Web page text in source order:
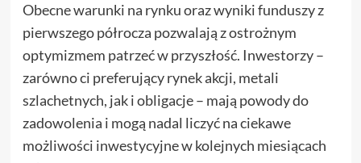
Obecne warunki na rynku oraz wyniki funduszy z
pierwszego półrocza pozwalają z ostrożnym
optymizmem patrzeć w przyszłość. Inwestorzy –
zarówno ci preferujący rynek akcji, metali
szlachetnych, jak i obligacje – mają powody do
zadowolenia i mogą nadal liczyć na ciekawe
możliwości inwestycyjne w kolejnych miesiącach